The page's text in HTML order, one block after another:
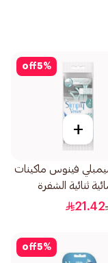
5%
off
+
فينوس ماكينات
ثنائية الشفرة
21.42
5%
off